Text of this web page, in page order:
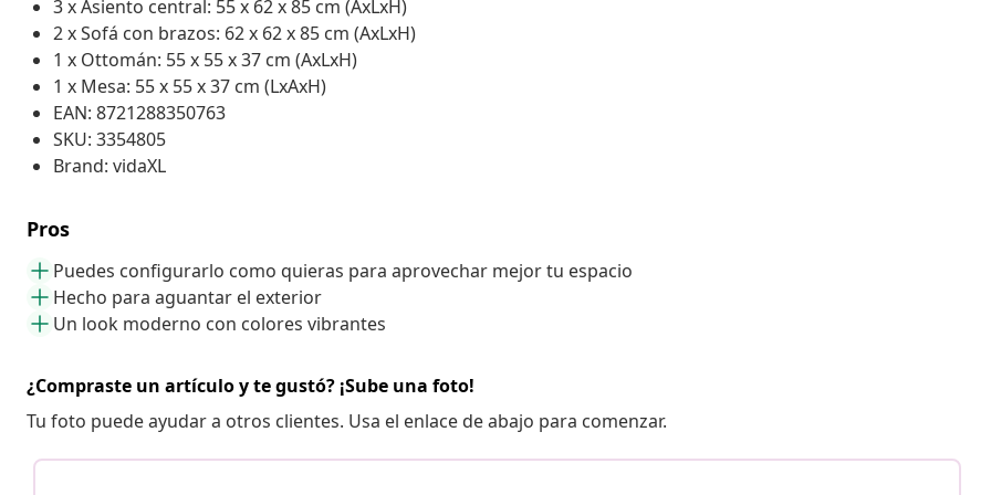
3 x Asiento central: 55 x 62 x 85 cm (AxLxH)
2 x Sofá con brazos: 62 x 62 x 85 cm (AxLxH)
1 x Ottomán: 55 x 55 x 37 cm (AxLxH)
1 x Mesa: 55 x 55 x 37 cm (LxAxH)
EAN: 8721288350763
SKU: 3354805
Brand: vidaXL
Pros
Puedes configurarlo como quieras para aprovechar mejor tu espacio
Hecho para aguantar el exterior
Un look moderno con colores vibrantes
¿Compraste un artículo y te gustó? ¡Sube una foto!
Tu foto puede ayudar a otros clientes. Usa el enlace de abajo para comenzar.